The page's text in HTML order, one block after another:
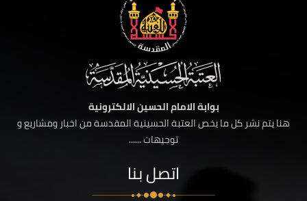
بوابة الامام الحسين الالكترونية
هنا يتم نشر كل ما يخص العتبة الحسينية المقدسة من اخبار ومشاريع و
توجيهات ......
اتصل بنا